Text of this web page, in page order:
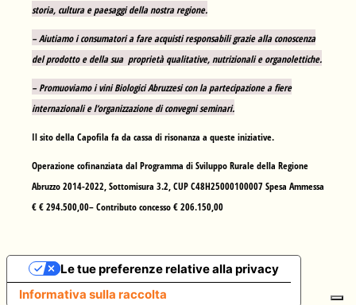
storia, cultura e paesaggi della nostra regione.
– Aiutiamo i consumatori a fare acquisti responsabili grazie alla conoscenza
del prodotto e della sua proprietà qualitative, nutrizionali e organolettiche.
– Promuoviamo i vini Biologici Abruzzesi con la partecipazione a fiere
internazionali e l’organizzazione di convegni seminari.
Il sito della Capofila fa da cassa di risonanza a queste iniziative.
Operazione cofinanziata dal Programma di Sviluppo Rurale della Regione
Abruzzo 2014-2022, Sottomisura 3.2, CUP C48H25000100007 Spesa Ammessa
€ € 294.500,00– Contributo concesso € 206.150,00
Informativa sulla raccolta
Le tue preferenze relative alla privacy